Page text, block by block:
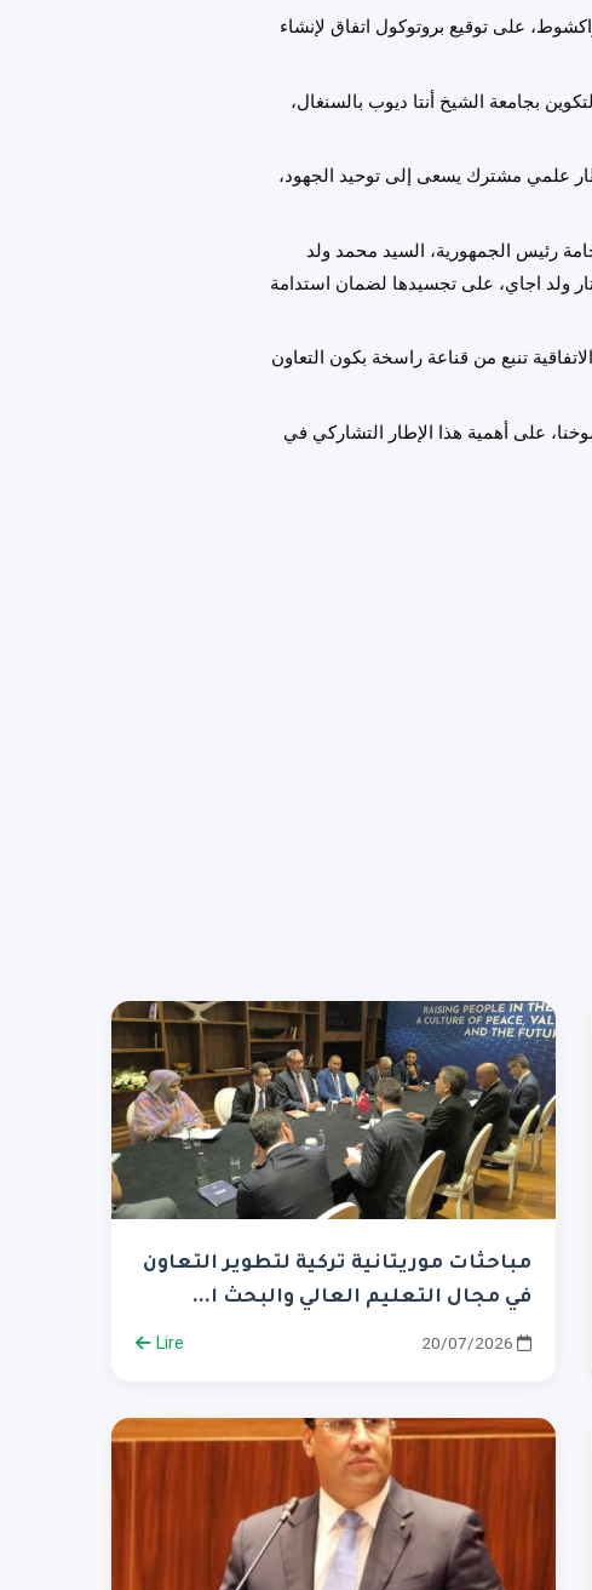
على توقيع بروتوكول اتفاق لإنشاء
بجامعة الشيخ أنتا ديوب بالسنغال،
علمي مشترك يسعى إلى توحيد الجهود،
رئيس الجمهورية، السيد محمد ولد
ولد اجاي، على تجسيدها لضمان استدامة
تنبع من قناعة راسخة بكون التعاون
على أهمية هذا الإطار التشاركي في
مباحثات موريتانية تركية لتطوير التعاون
في مجال التعليم العالي والبحث ا...
Lire